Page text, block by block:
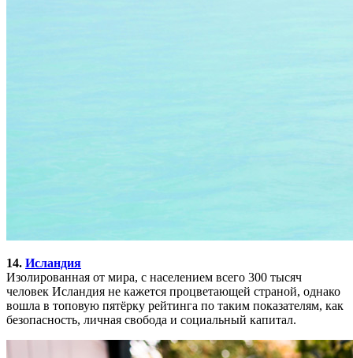
14. Исландия
Изолированная от мира, с населением всего 300 тысяч
человек Исландия не кажется процветающей страной, однако
вошла в топовую пятёрку рейтинга по таким показателям, как
безопасность, личная свобода и социальный капитал.